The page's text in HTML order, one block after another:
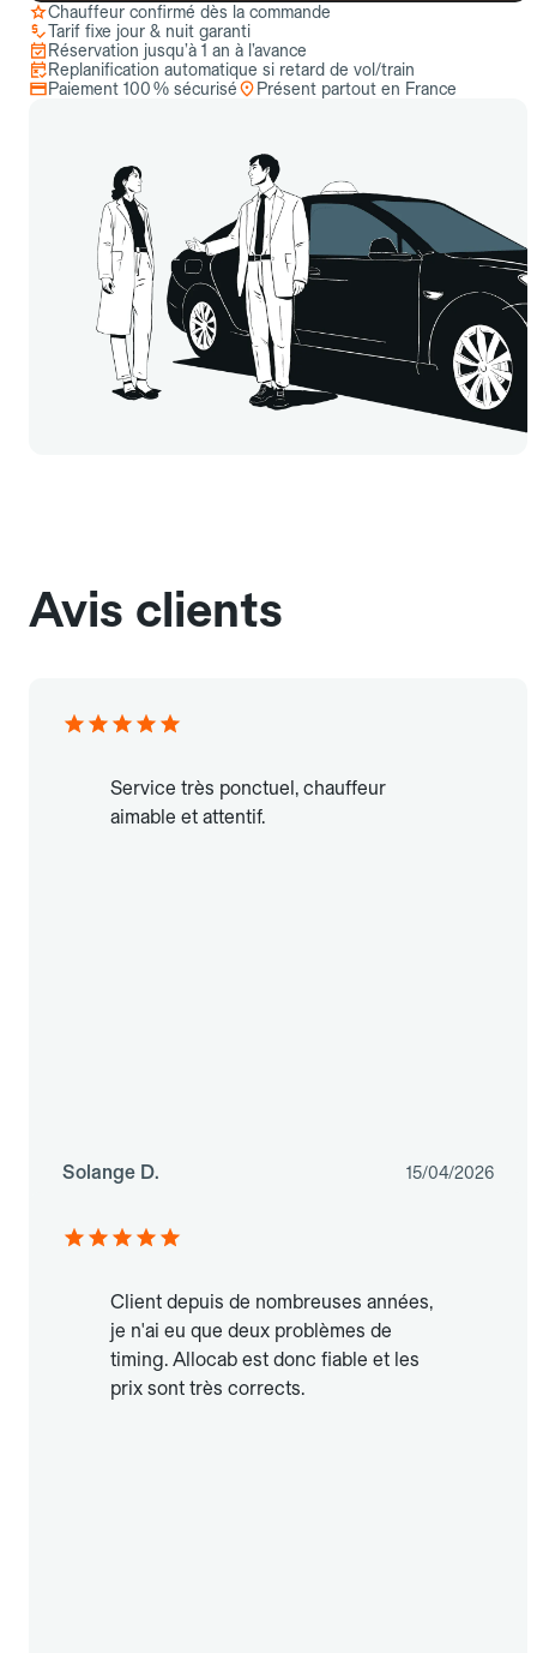
Chauffeur confirmé dès la commande
Tarif fixe jour & nuit garanti
Réservation jusqu’à 1 an à l’avance
Replanification automatique si retard de vol/train
Paiement 100 % sécurisé
Présent partout en France
Avis clients
Service très ponctuel, chauffeur
aimable et attentif.
Solange D. 15/04/2026
Client depuis de nombreuses années,
je n'ai eu que deux problèmes de
timing. Allocab est donc fiable et les
prix sont très corrects.